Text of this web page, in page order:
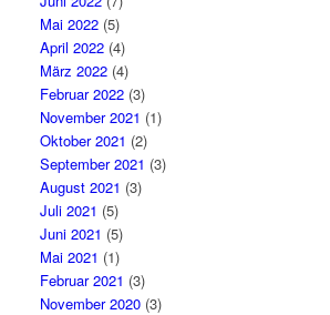
Mai 2022 (5)
April 2022 (4)
März 2022 (4)
Februar 2022 (3)
November 2021 (1)
Oktober 2021 (2)
September 2021 (3)
August 2021 (3)
Juli 2021 (5)
Juni 2021 (5)
Mai 2021 (1)
Februar 2021 (3)
November 2020 (3)